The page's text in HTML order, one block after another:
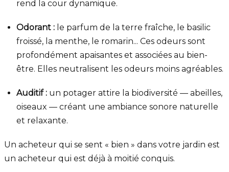
rend la cour dynamique.
Odorant : le parfum de la terre fraîche, le basilic
froissé, la menthe, le romarin... Ces odeurs sont
profondément apaisantes et associées au bien-
être. Elles neutralisent les odeurs moins agréables.
Auditif : un potager attire la biodiversité — abeilles,
oiseaux — créant une ambiance sonore naturelle
et relaxante.
Un acheteur qui se sent « bien » dans votre jardin est
un acheteur qui est déjà à moitié conquis.